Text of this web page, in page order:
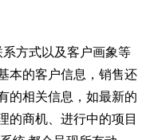
方式以及客户画象等
本的客户信息，销售还
的相关信息，如最新的
的商机、进行中的项目